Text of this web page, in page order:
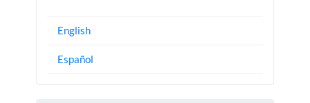
English
Español